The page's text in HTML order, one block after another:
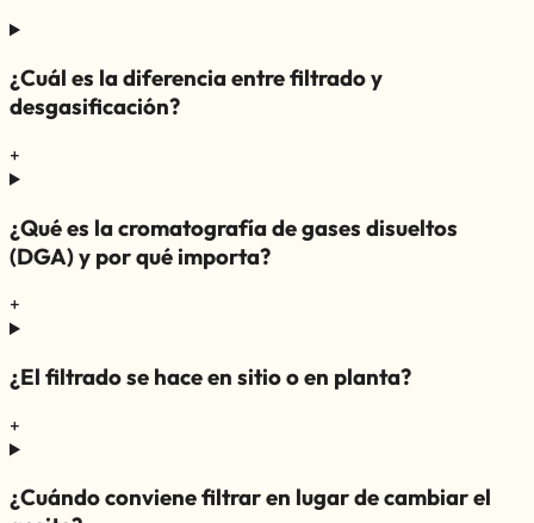
¿Cuál es la diferencia entre filtrado y
desgasificación?
+
¿Qué es la cromatografía de gases disueltos
(DGA) y por qué importa?
+
¿El filtrado se hace en sitio o en planta?
+
¿Cuándo conviene filtrar en lugar de cambiar el